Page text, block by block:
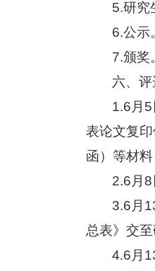
5.研究
6.公示
7.颁奖
六、
1.6 月5
表论文复
函）等材
2.6 月8
3.6 月
总表》交至
4.6 月